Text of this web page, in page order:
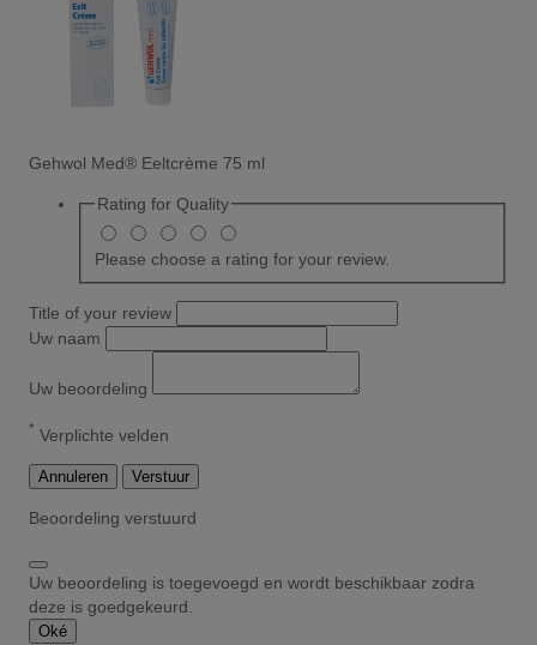
Gehwol Med® Eeltcrème 75 ml
Rating for Quality
Please choose a rating for your review.
Title of your review
Uw naam
Uw beoordeling
* Verplichte velden
Annuleren Verstuur
Beoordeling verstuurd
Uw beoordeling is toegevoegd en wordt beschikbaar zodra
deze is goedgekeurd.
Oké